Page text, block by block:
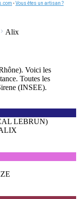
-Vous êtes un artisan ?
Alix
Voici les
Toutes les
(INSEE).
LEBRUN)